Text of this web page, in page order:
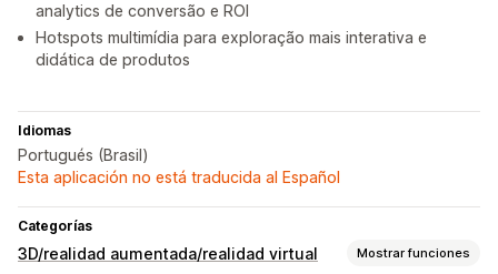
analytics de conversão e ROI
Hotspots multimídia para exploração mais interativa e
didática de produtos
Idiomas
Portugués (Brasil)
Esta aplicación no está traducida al Español
Categorías
3D/realidad aumentada/realidad virtual Mostrar funciones